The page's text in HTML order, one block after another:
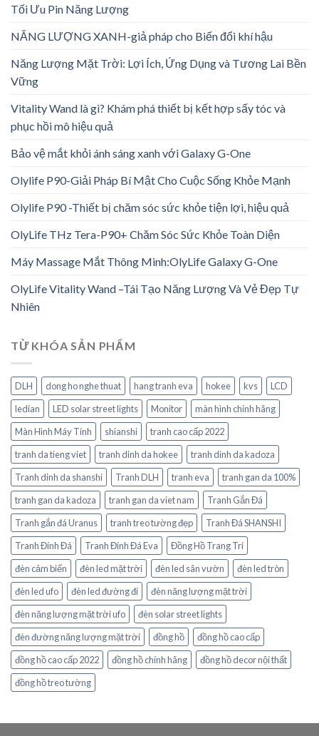
Tối Ưu Pin Năng Lượng
NĂNG LƯỢNG XANH-giả pháp cho Biến đổi khí hậu
Năng Lượng Mặt Trời: Lợi Ích, Ứng Dụng và Tương Lai Bền
Vững
Vitality Wand là gì? Khám phá thiết bị kết hợp sấy tóc và
phục hồi mô hiệu quả
Bảo vệ mắt khỏi ánh sáng xanh với Galaxy G-One
Olylife P90-Giải Pháp Bí Mật Cho Cuộc Sống Khỏe Mạnh
Olylife P90 -Thiết bị chăm sóc sức khỏe tiện lợi, hiệu quả
OlyLife THz Tera-P90+ Chăm Sóc Sức Khỏe Toàn Diện
Máy Massage Mắt Thông Minh:OlyLife Galaxy G-One
OlyLife Vitality Wand –Tái Tạo Năng Lượng Và Vẻ Đẹp Tự
Nhiên
TỪ KHÓA SẢN PHẨM
DLH dong ho nghe thuat hang tranh eva hokee kvs
LCD
ledian
LED solar street lights Monitor
màn hình chính hãng
Màn Hình Máy Tính
shianshi
tranh cao cấp 2022
tranh da tieng viet
tranh dinh da hokee
tranh dinh da kadoza
Tranh dinh da shanshi
Tranh DLH tranh eva
tranh gan da 100%
tranh gan da kadoza
tranh gan da viet nam
Tranh Gắn Đá
Tranh gắn đá Uranus
tranh treo tường đẹp
Tranh Đá SHANSHI
Tranh Đính Đá
Tranh Đính Đá Eva
Đồng Hồ Trang Trí
đèn cảm biến
đèn led mặt trời đèn led sân vườn
đèn led tròn
đèn led ufo
đèn led đường đi
đèn năng lượng mặt trời
đèn năng lượng mặt trời ufo
đèn solar street lights
đèn đường năng lượng mặt trời
đồng hồ
đồng hồ cao cấp
đồng hồ cao cấp 2022
đồng hồ chính hãng
đồng hồ decor nội thất
đồng hồ treo tường